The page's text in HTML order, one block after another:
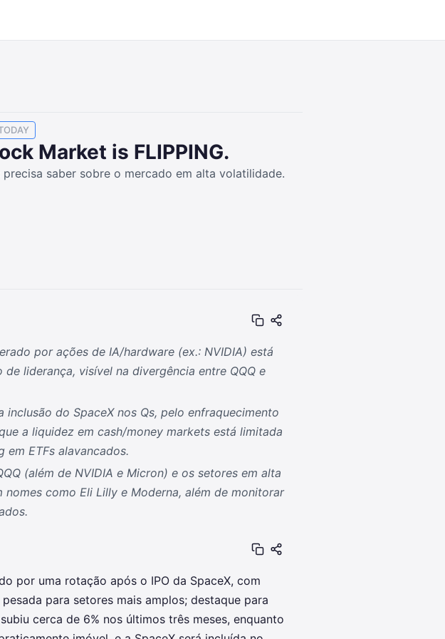
Market is FLIPPING.
saber sobre o mercado em alta volatilidade.
por ações de IA/hardware (ex.: NVIDIA) está
liderança, visível na divergência entre QQQ e
do SpaceX nos Qs, pelo enfraquecimento
a liquidez em cash/money markets está limitada
em ETFs alavancados.
(além de NVIDIA e Micron) e os setores em alta
nomes como Eli Lilly e Moderna, além de monitorar
por uma rotação após o IPO da SpaceX, com
para setores mais amplos; destaque para
cerca de 6% nos últimos três meses, enquanto